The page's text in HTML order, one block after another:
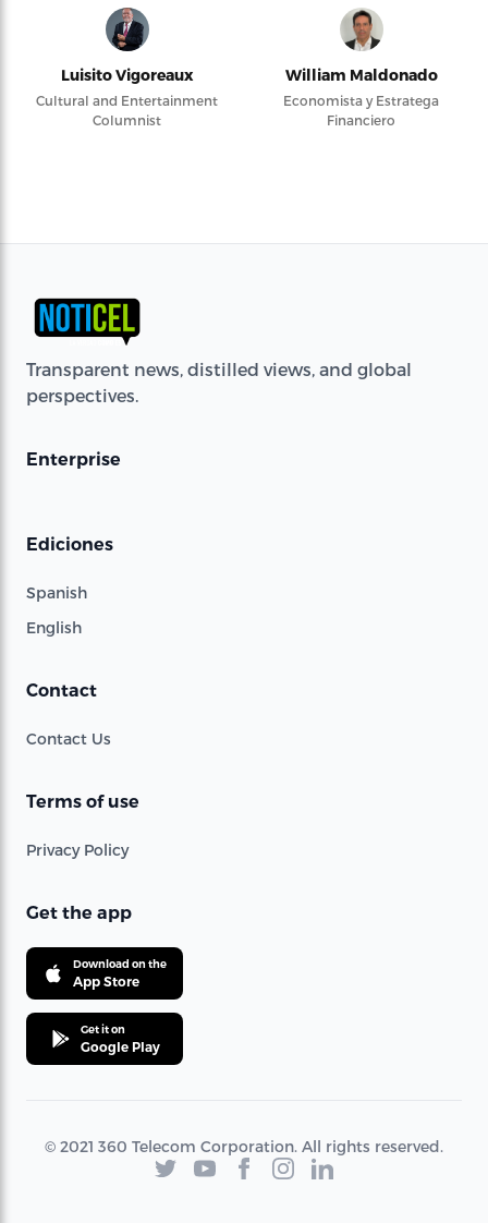
Luisito Vigoreaux
Cultural and Entertainment
Columnist
William Maldonado
Economista y Estratega
Financiero
Transparent news, distilled views, and global
perspectives.
Enterprise
Ediciones
Spanish
English
Contact
Contact Us
Terms of use
Privacy Policy
Get the app
Download on the
App Store
Get it on
Google Play
© 2021 360 Telecom Corporation. All rights reserved.